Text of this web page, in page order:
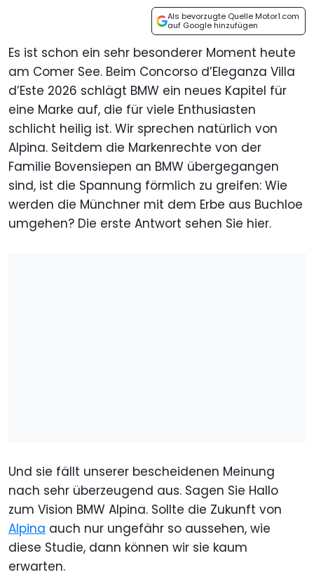
Als bevorzugte Quelle Motor1.com
auf Google hinzufügen
Es ist schon ein sehr besonderer Moment heute
am Comer See. Beim Concorso d’Eleganza Villa
d’Este 2026 schlägt BMW ein neues Kapitel für
eine Marke auf, die für viele Enthusiasten
schlicht heilig ist. Wir sprechen natürlich von
Alpina. Seitdem die Markenrechte von der
Familie Bovensiepen an BMW übergegangen
sind, ist die Spannung förmlich zu greifen: Wie
werden die Münchner mit dem Erbe aus Buchloe
umgehen? Die erste Antwort sehen Sie hier.
Und sie fällt unserer bescheidenen Meinung
nach sehr überzeugend aus. Sagen Sie Hallo
zum Vision BMW Alpina. Sollte die Zukunft von
Alpina auch nur ungefähr so aussehen, wie
diese Studie, dann können wir sie kaum
erwarten.